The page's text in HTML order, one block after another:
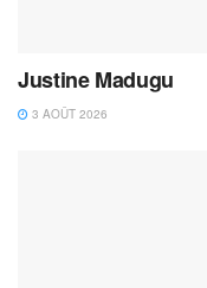
Justine Madugu
3 AOÛT 2026